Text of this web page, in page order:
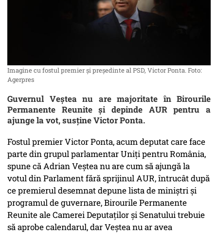
Imagine cu fostul premier și președinte al PSD, Victor Ponta. Foto:
Agerpres
Guvernul Veștea nu are majoritate în Birourile
Permanente Reunite și depinde AUR pentru a
ajunge la vot, susține Victor Ponta.
Fostul premier Victor Ponta, acum deputat care face
parte din grupul parlamentar Uniți pentru România,
spune că Adrian Veștea nu are cum să ajungă la
votul din Parlament fără sprijinul AUR, întrucât după
ce premierul desemnat depune lista de miniștri și
programul de guvernare, Birourile Permanente
Reunite ale Camerei Deputaților și Senatului trebuie
să aprobe calendarul, dar Veștea nu ar avea